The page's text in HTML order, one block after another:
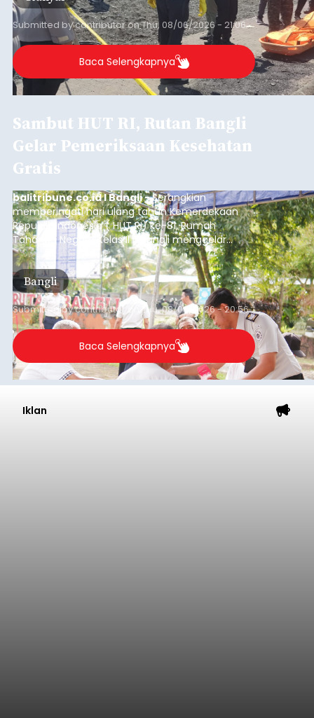
Submitted bycontributoronThu, 08/06/2026 - 21:06
Baca Selengkapnya
Sambut HUT RI, Rutan Bangli
Gelar Pemeriksaan Kesehatan
Gratis
balitribune.co.id I Bangli -Serangkian
memperingati hari ulang tahun Kemerdekaan
Republik Indonesia ( HUT RI) ke-81, Rumah
Tahanan Negara Kelas II B Bangli menggelar
kegiatan pemeriksaan kesehatan gratis, Rabu
(6/8/2026).
Bangli
Submitted bycontributor Thu, 08/06/2026 - 20:56
Baca Selengkapnya
Iklan